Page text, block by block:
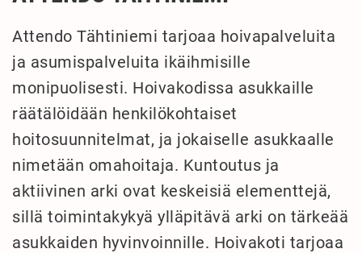
Attendo Tähtiniemi tarjoaa hoivapalveluita
ja asumispalveluita ikäihmisille
monipuolisesti. Hoivakodissa asukkaille
räätälöidään henkilökohtaiset
hoitosuunnitelmat, ja jokaiselle asukkaalle
nimetään omahoitaja. Kuntoutus ja
aktiivinen arki ovat keskeisiä elementtejä,
sillä toimintakykyä ylläpitävä arki on tärkeää
asukkaiden hyvinvoinnille. Hoivakoti tarjoaa